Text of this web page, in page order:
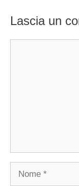
Lascia un
Nome